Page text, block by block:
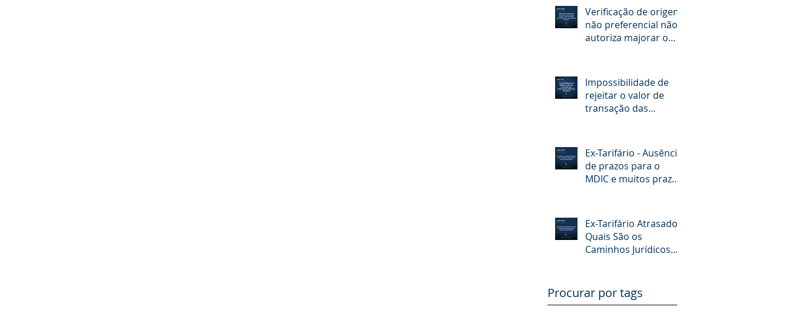
Verificação de origem
não preferencial não
autoriza majorar o
específico do Gecex
Impossibilidade de
rejeitar o valor de
transação das
Ex-Tarifário - Ausência
de prazos para o
MDIC e muitos prazos
Ex-Tarifário Atrasado:
Quais São os
Caminhos Jurídicos
Procurar por tags